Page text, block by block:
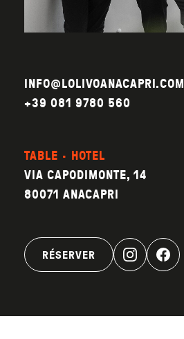
INFO@LOLIVOANACAPRI.COM
+39 081 9780 560
TABLE · HOTEL
VIA CAPODIMONTE, 14
80071 ANACAPRI
RÉSERVER